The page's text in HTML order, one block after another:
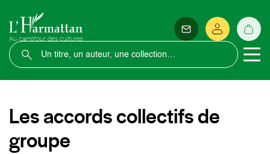
Les accords collectifs de
groupe